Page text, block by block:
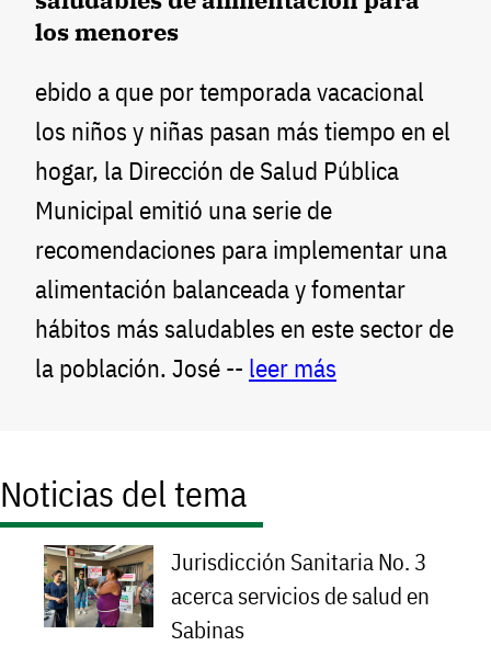
los menores
ebido a que por temporada vacacional
los niños y niñas pasan más tiempo en el
hogar, la Dirección de Salud Pública
Municipal emitió una serie de
recomendaciones para implementar una
alimentación balanceada y fomentar
hábitos más saludables en este sector de
la población. José -- leer más
Noticias del tema
Jurisdicción Sanitaria No. 3
acerca servicios de salud en
Sabinas